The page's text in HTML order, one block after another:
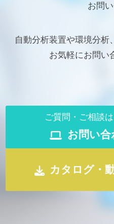
お問
自動分析装置や環境分析
お気軽にお問い
ご質問・ご相談
お問い
カタログ・